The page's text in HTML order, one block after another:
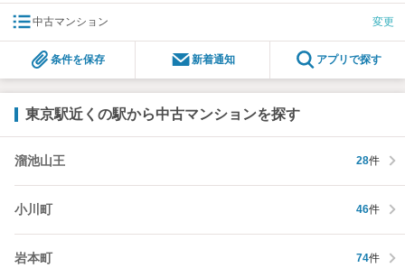
中古マンション 変更
条件を保存 新着通知 アプリで探す
東京駅近くの駅から中古マンションを探す
溜池山王 28件
小川町 46件
岩本町 74件